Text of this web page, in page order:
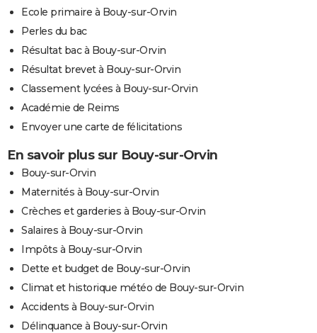
Ecole primaire à Bouy-sur-Orvin
Perles du bac
Résultat bac à Bouy-sur-Orvin
Résultat brevet à Bouy-sur-Orvin
Classement lycées à Bouy-sur-Orvin
Académie de Reims
Envoyer une carte de félicitations
En savoir plus sur Bouy-sur-Orvin
Bouy-sur-Orvin
Maternités à Bouy-sur-Orvin
Crèches et garderies à Bouy-sur-Orvin
Salaires à Bouy-sur-Orvin
Impôts à Bouy-sur-Orvin
Dette et budget de Bouy-sur-Orvin
Climat et historique météo de Bouy-sur-Orvin
Accidents à Bouy-sur-Orvin
Délinquance à Bouy-sur-Orvin